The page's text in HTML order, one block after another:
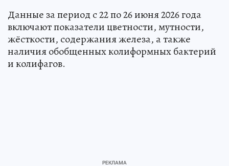
Данные за период с 22 по 26 июня 2026 года
включают показатели цветности, мутности,
жёсткости, содержания железа, а также
наличия обобщенных колиформных бактерий
и колифагов.